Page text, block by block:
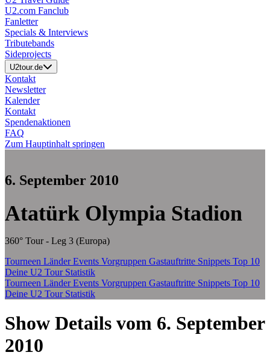
U2.com Fanclub
Fanletter
Specials & Interviews
Tributebands
Sideprojects
U2tour.de
Kontakt
Newsletter
Kalender
Kontakt
Spendenaktionen
FAQ
Zum Hauptinhalt springen
6. September 2010
Atatürk Olympia Stadion
360° Tour - Leg 3 (Europa)
Tourneen LänderEvents Vorgruppen Gastauftritte Snippets Top 10
Deine U2 Tour Statistik
Tourneen LänderEvents Vorgruppen Gastauftritte Snippets Top 10
Deine U2 Tour Statistik
Show Details vom 6. September
2010